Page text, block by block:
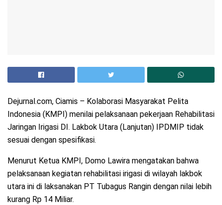
Dejurnal.com, Ciamis – Kolaborasi Masyarakat Pelita
Indonesia (KMPI) menilai pelaksanaan pekerjaan Rehabilitasi
Jaringan Irigasi DI. Lakbok Utara (Lanjutan) IPDMIP tidak
sesuai dengan spesifikasi.
Menurut Ketua KMPI, Domo Lawira mengatakan bahwa
pelaksanaan kegiatan rehabilitasi irigasi di wilayah lakbok
utara ini di laksanakan PT Tubagus Rangin dengan nilai lebih
kurang Rp 14 Miliar.